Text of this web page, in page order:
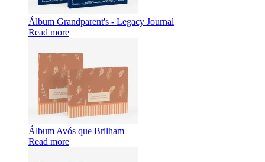
Álbum Grandparent's - Legacy Journal
Read more
Álbum Avós que Brilham
Read more